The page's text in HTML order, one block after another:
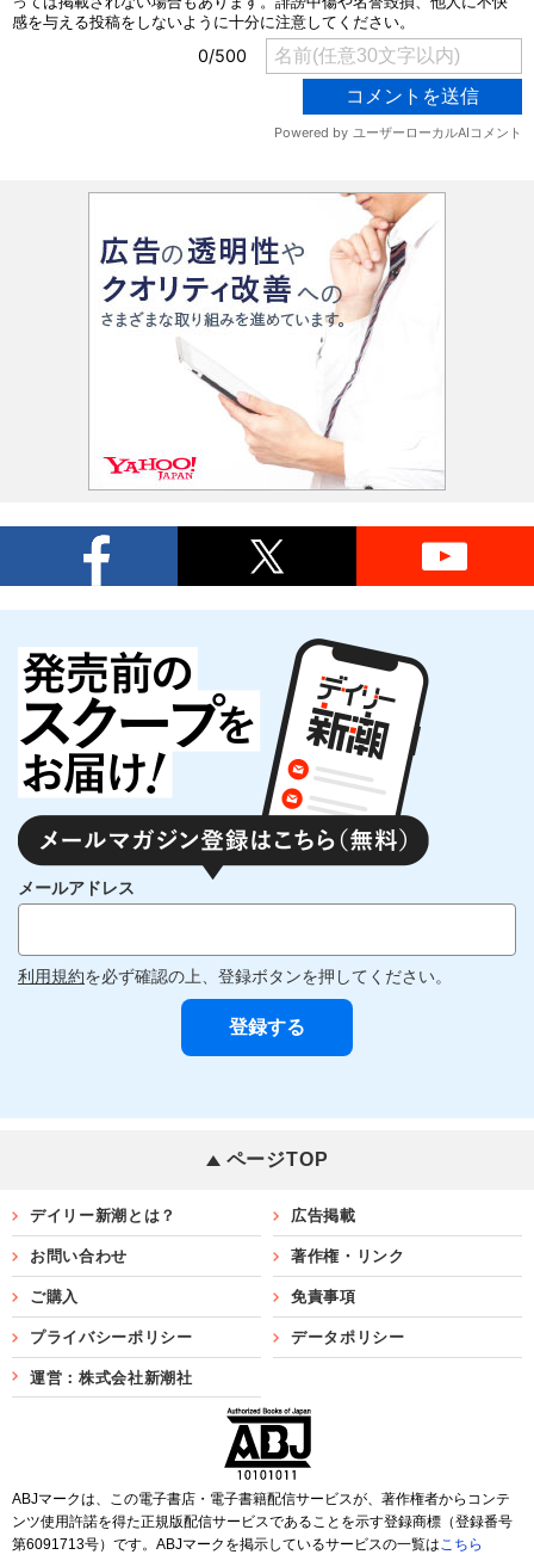
メールアドレス
利用規約を必ず確認の上、登録ボタンを押してください。
ページTOP
デイリー新潮とは？ 広告掲載
お問い合わせ 著作権・リンク
ご購入 免責事項
プライバシーポリシー データポリシー
運営：株式会社新潮社
ABJマークは、この電子書店・電子書籍配信サービスが、著作権者からコンテ
ンツ使用許諾を得た正規版配信サービスであることを示す登録商標（登録番号
第6091713号）です。ABJマークを掲示しているサービスの一覧はこちら